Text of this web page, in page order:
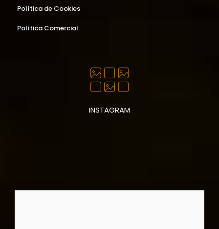
Política de Cookies
Política Comercial
INSTAGRAM